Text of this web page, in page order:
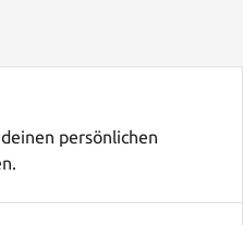
persönlichen